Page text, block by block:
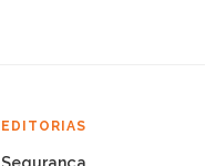
EDITORIAS